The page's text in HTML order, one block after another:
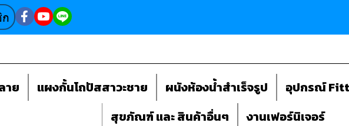
าย แผงกั้นโถปัสสาวะชาย ผนังห้องน้ำสำเร็จรูป อุปกรณ์
สุขภัณฑ์ และ สินค้าอื่นๆ
งานเฟอร์นิเจอร์